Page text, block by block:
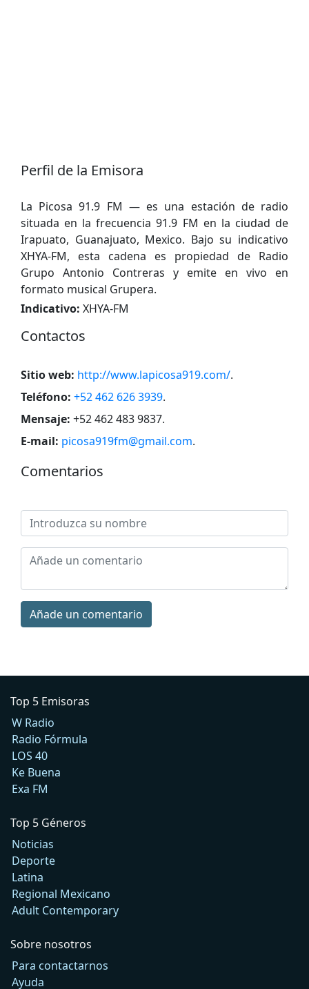
Perfil de la Emisora
La Picosa 91.9 FM — es una estación de radio
situada en la frecuencia 91.9 FM en la ciudad de
Irapuato, Guanajuato, Mexico. Bajo su indicativo
XHYA-FM, esta cadena es propiedad de Radio
Grupo Antonio Contreras y emite en vivo en
formato musical Grupera.
Indicativo: XHYA-FM
Contactos
Sitio web: http://www.lapicosa919.com/.
Teléfono: +52 462 626 3939.
Mensaje: +52 462 483 9837.
E-mail: picosa919fm@gmail.com.
Comentarios
Añade un comentario
Top 5 Emisoras
W Radio
Radio Fórmula
LOS 40
Ke Buena
Exa FM
Top 5 Géneros
Noticias
Deporte
Latina
Regional Mexicano
Adult Contemporary
Sobre nosotros
Para contactarnos
Ayuda